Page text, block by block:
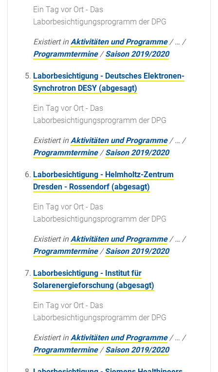
Ein Tag vor Ort - Das
Laborbesichtigungsprogramm der DPG
Existiert in Aktivitäten und Programme /… /
Programmtermine /Saison 2019/2020
Laborbesichtigung - Deutsches Elektronen-
Synchrotron DESY (abgesagt)
Ein Tag vor Ort - Das
Laborbesichtigungsprogramm der DPG
Existiert in Aktivitäten und Programme /… /
Programmtermine /Saison 2019/2020
Laborbesichtigung - Helmholtz-Zentrum
Dresden - Rossendorf (abgesagt)
Ein Tag vor Ort - Das
Laborbesichtigungsprogramm der DPG
Existiert in Aktivitäten und Programme /… /
Programmtermine /Saison 2019/2020
Laborbesichtigung - Institut für
Solarenergieforschung (abgesagt)
Ein Tag vor Ort - Das
Laborbesichtigungsprogramm der DPG
Existiert in Aktivitäten und Programme /… /
Programmtermine /Saison 2019/2020